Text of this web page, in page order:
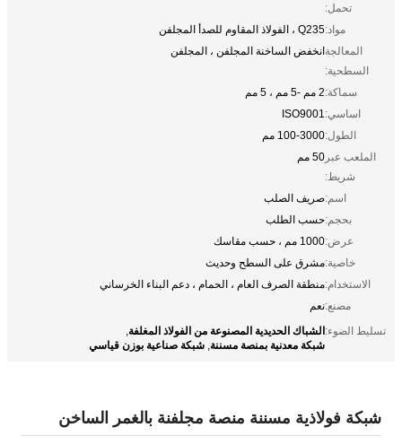
تحمل:
مواد:Q235 ، الفولاذ المقاوم للصدأ المجلفن
المعالجة
السطحية:
انخفض الساخنة المجلفن ، المجلفن
سماكة:2 مم -5 مم ، 5 مم
اساسي:ISO9001
الطول:100-3000 مم
الملعب عبر
شريط:
50 مم
اسم:صريف الصلب
بحجم:حسب الطلب
عرض:1000 مم ، حسب مقاسك
خاصية:مشرق على السطح وحديث
الاستخدام:منطقة الصرف العام ، الحمام ، دعم البناء الخرساني
مصنع:نعم
تسليط الضوء:الشباك الحديدية المصنوعة من الفولاذ المغلفة,
شبكة معدنية بمنصة مسننة, شبكة صناعية بوزن قياسي
شبكة فولاذية مسننة منصة مجلفنة بالغمر الساخن